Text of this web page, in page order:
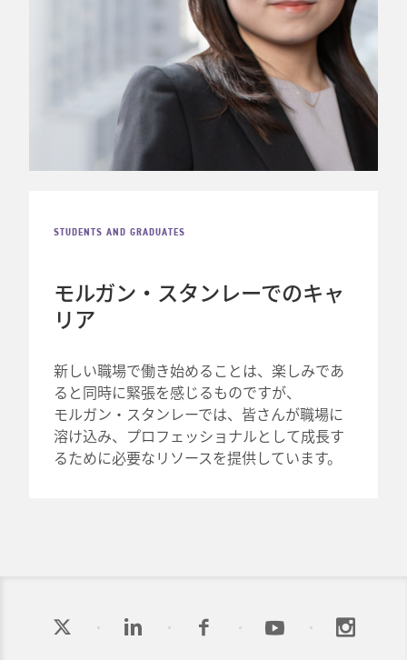
STUDENTS AND GRADUATES
モルガン・スタンレーでのキャ
リア
新しい職場で働き始めることは、楽しみであ
ると同時に緊張を感じるものですが、
モルガン・スタンレーでは、皆さんが職場に
溶け込み、プロフェッショナルとして成長す
るために必要なリソースを提供しています。